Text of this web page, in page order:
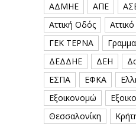
ΑΔΜΗΕ
ΑΠΕ
Αττική Οδός
ΓΕΚ ΤΕΡΝΑ
ΔΕΔΔΗΕ
ΔΕΗ
ΕΣΠΑ
ΕΦΚΑ
Εξοικονομώ
Θεσσαλονίκη